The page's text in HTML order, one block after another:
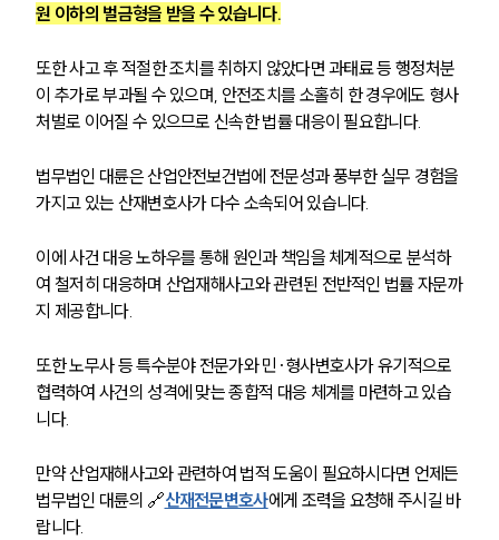
원 이하의 벌금형을 받을 수 있습니다.
또한 사고 후 적절한 조치를 취하지 않았다면 과태료 등 행정처분
이 추가로 부과될 수 있으며, 안전조치를 소홀히 한 경우에도 형사
처벌로 이어질 수 있으므로 신속한 법률 대응이 필요합니다.
법무법인 대륜은 산업안전보건법에 전문성과 풍부한 실무 경험을
가지고 있는 산재변호사가 다수 소속되어 있습니다.
이에 사건 대응 노하우를 통해 원인과 책임을 체계적으로 분석하
여 철저히 대응하며 산업재해사고와 관련된 전반적인 법률 자문까
지 제공합니다.
또한 노무사 등 특수분야 전문가와 민·형사변호사가 유기적으로
협력하여 사건의 성격에 맞는 종합적 대응 체계를 마련하고 있습
니다.
만약 산업재해사고와 관련하여 법적 도움이 필요하시다면 언제든
법무법인 대륜의 🔗산재전문변호사에게 조력을 요청해 주시길 바
랍니다.